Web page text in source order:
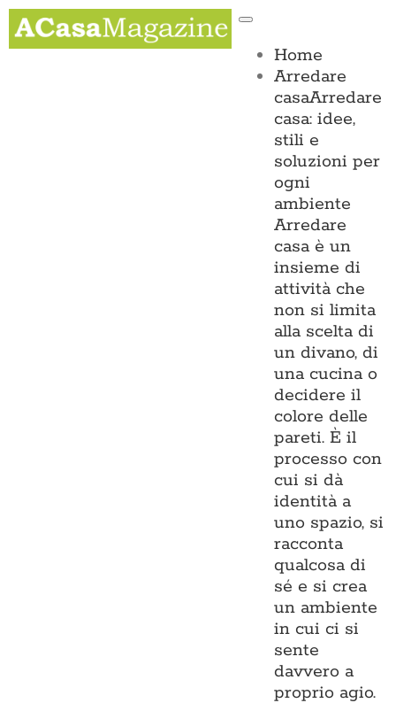
Salta
contenuto
Toggle
Home
Arredare
casaArredare
casa: idee,
stili e
soluzioni per
ogni
ambiente
Arredare
casa è un
insieme di
attività che
non si limita
alla scelta di
un divano, di
una cucina o
decidere il
colore delle
pareti. È il
processo con
cui si dà
identità a
uno spazio, si
racconta
qualcosa di
sé e si crea
un ambiente
in cui ci si
sente
davvero a
proprio agio.